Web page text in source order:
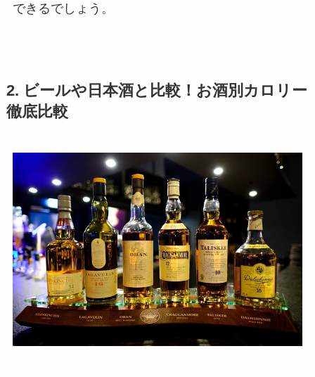
できるでしょう。
2. ビールや日本酒と比較！お酒別カロリー
徹底比較